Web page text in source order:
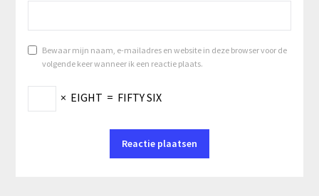
Bewaar mijn naam, e-mailadres en website in deze browser voor de
volgende keer wanneer ik een reactie plaats.
× EIGHT = FIFTY SIX